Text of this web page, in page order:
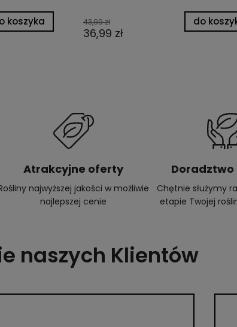
koszyka 43,99 zł
36,99 zł
do
Atrakcyjne oferty
najwyższej jakości w możliwie
najlepszej cenie
Doradztwo
Chętnie służymy
etapie Twojej
naszych Klientów